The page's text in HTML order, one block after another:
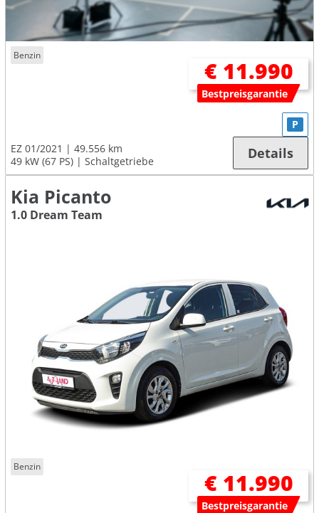
Benzin
€ 11.990
Bestpreisgarantie
EZ 01/2021
49.556 km
49 kW (67 PS)
Schaltgetriebe
P
Details
Kia Picanto
1.0 Dream Team
Benzin
€ 11.990
Bestpreisgarantie